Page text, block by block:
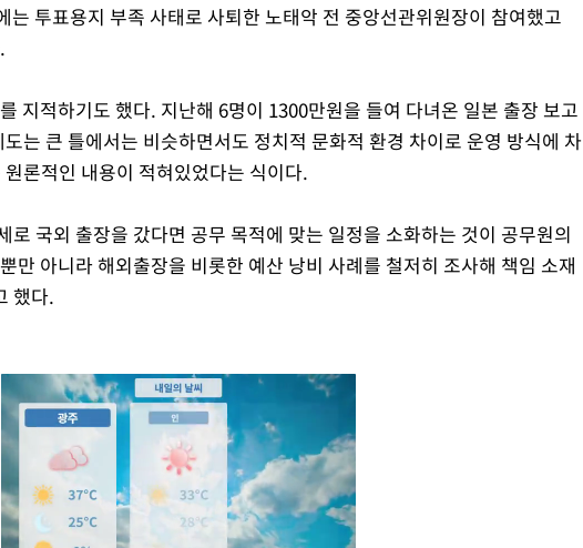
는 투표용지 부족 사태로 사퇴한 노태악 전 중앙선관위원장이 참여했고
지적하기도 했다. 지난해 6명이 1300만원을 들여 다녀온 일본 출장 보고
는 큰 틀에서는 비슷하면서도 정치적 문화적 환경 차이로 운영 방식에 차
론적인 내용이 적혀있었다는 식이다.
로 국외 출장을 갔다면 공무 목적에 맞는 일정을 소화하는 것이 공무원의
만 아니라 해외출장을 비롯한 예산 낭비 사례를 철저히 조사해 책임 소재
했다.